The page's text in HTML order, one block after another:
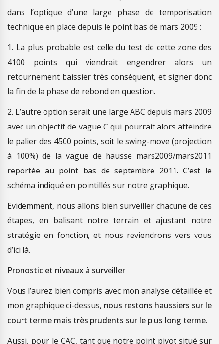
dans l’optique d’une large phase de temporisation
technique en place depuis le point bas de mars 2009 :
1. La plus probable est celle du test de cette zone des
4100 points qui viendrait engendrer alors un
retournement baissier très conséquent, et signer donc
la fin de la phase de rebond en question.
2. L’autre option serait une large ABC depuis mars 2009
avec un objectif de vague C qui pourrait alors atteindre
le palier des 4500 points, soit le swing-move (projection
à 100%) de la vague de hausse mars2009/mars2011
reportée au point bas de septembre 2011. C’est le
schéma indiqué en pointillés sur notre graphique.
Evidemment, nous allons bien surveiller chacune de ces
étapes, en balisant notre terrain et ajustant notre
stratégie en fonction, et nous reviendrons vers vous
d’ici là.
Pronostic et niveaux à surveiller
Vous l’aurez bien compris avec mon analyse détaillée et
mon graphique ci-dessus, nous restons haussiers sur le
court terme mais très prudents sur le plus long terme.
Aussi, pour le CAC, tant que notre point pivot situé sur